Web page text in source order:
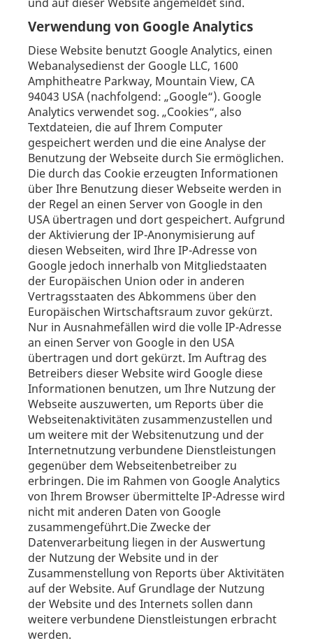
Verwendung von Google Analytics
Diese Website benutzt Google Analytics, einen
Webanalysedienst der Google LLC, 1600
Amphitheatre Parkway, Mountain View, CA
94043 USA (nachfolgend: „Google“). Google
Analytics verwendet sog. „Cookies“, also
Textdateien, die auf Ihrem Computer
gespeichert werden und die eine Analyse der
Benutzung der Webseite durch Sie ermöglichen.
Die durch das Cookie erzeugten Informationen
über Ihre Benutzung dieser Webseite werden in
der Regel an einen Server von Google in den
USA übertragen und dort gespeichert. Aufgrund
der Aktivierung der IP-Anonymisierung auf
diesen Webseiten, wird Ihre IP-Adresse von
Google jedoch innerhalb von Mitgliedstaaten
der Europäischen Union oder in anderen
Vertragsstaaten des Abkommens über den
Europäischen Wirtschaftsraum zuvor gekürzt.
Nur in Ausnahmefällen wird die volle IP-Adresse
an einen Server von Google in den USA
übertragen und dort gekürzt. Im Auftrag des
Betreibers dieser Website wird Google diese
Informationen benutzen, um Ihre Nutzung der
Webseite auszuwerten, um Reports über die
Webseitenaktivitäten zusammenzustellen und
um weitere mit der Websitenutzung und der
Internetnutzung verbundene Dienstleistungen
gegenüber dem Webseitenbetreiber zu
erbringen. Die im Rahmen von Google Analytics
von Ihrem Browser übermittelte IP-Adresse wird
nicht mit anderen Daten von Google
zusammengeführt.Die Zwecke der
Datenverarbeitung liegen in der Auswertung
der Nutzung der Website und in der
Zusammenstellung von Reports über Aktivitäten
auf der Website. Auf Grundlage der Nutzung
der Website und des Internets sollen dann
weitere verbundene Dienstleistungen erbracht
werden.